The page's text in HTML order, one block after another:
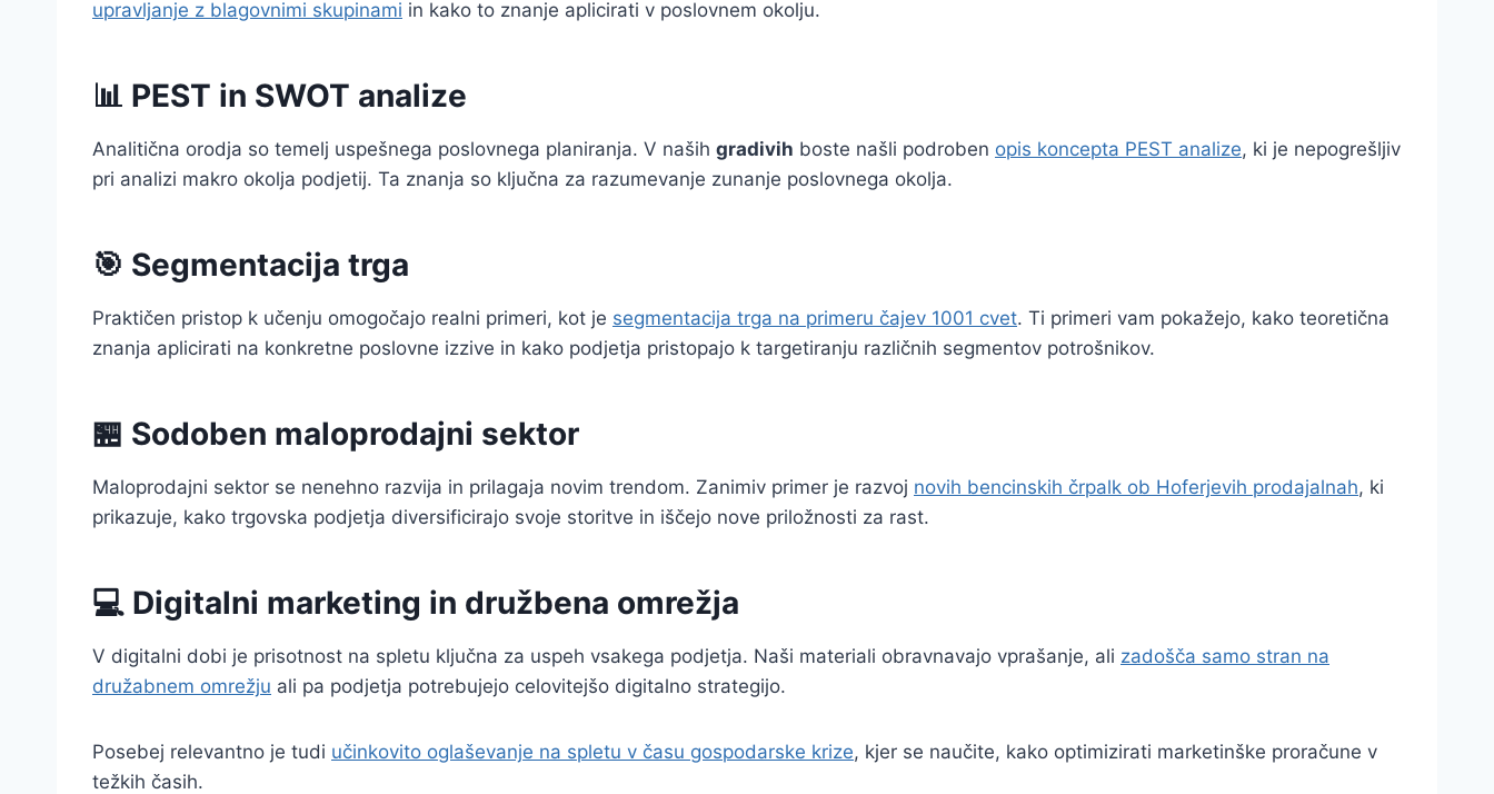
upravljanje z blagovnimi skupinami in kako to znanje aplicirati v poslovnem okolju.
📊 PEST in SWOT analize
Analitična orodja so temelj uspešnega poslovnega planiranja. V naših gradivih boste našli podroben opis koncepta PEST analize, ki je nepogrešljiv
pri analizi makro okolja podjetij. Ta znanja so ključna za razumevanje zunanje poslovnega okolja.
🎯 Segmentacija trga
Praktičen pristop k učenju omogočajo realni primeri, kot je segmentacija trga na primeru čajev 1001 cvet. Ti primeri vam pokažejo, kako teoretična
znanja aplicirati na konkretne poslovne izzive in kako podjetja pristopajo k targetiranju različnih segmentov potrošnikov.
🏪 Sodoben maloprodajni sektor
Maloprodajni sektor se nenehno razvija in prilagaja novim trendom. Zanimiv primer je razvoj novih bencinskih črpalk ob Hoferjevih prodajalnah, ki
prikazuje, kako trgovska podjetja diversificirajo svoje storitve in iščejo nove priložnosti za rast.
💻 Digitalni marketing in družbena omrežja
V digitalni dobi je prisotnost na spletu ključna za uspeh vsakega podjetja. Naši materiali obravnavajo vprašanje, ali zadošča samo stran na
družabnem omrežju ali pa podjetja potrebujejo celovitejšo digitalno strategijo.
Posebej relevantno je tudi učinkovito oglaševanje na spletu v času gospodarske krize, kjer se naučite, kako optimizirati marketinške proračune v
težkih časih.